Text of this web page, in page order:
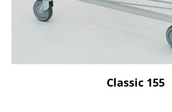
Classic 155